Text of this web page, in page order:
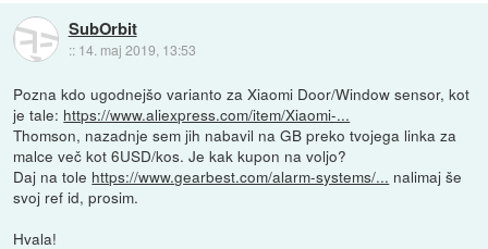
SubOrbit
:: 14. maj 2019, 13:53
Pozna kdo ugodnejšo varianto za Xiaomi Door/Window sensor, kot
je tale: https://www.aliexpress.com/item/Xiaomi-...
Thomson, nazadnje sem jih nabavil na GB preko tvojega linka za
malce več kot 6USD/kos. Je kak kupon na voljo?
Daj na tole https://www.gearbest.com/alarm-systems/... nalimaj še
svoj ref id, prosim.
Hvala!